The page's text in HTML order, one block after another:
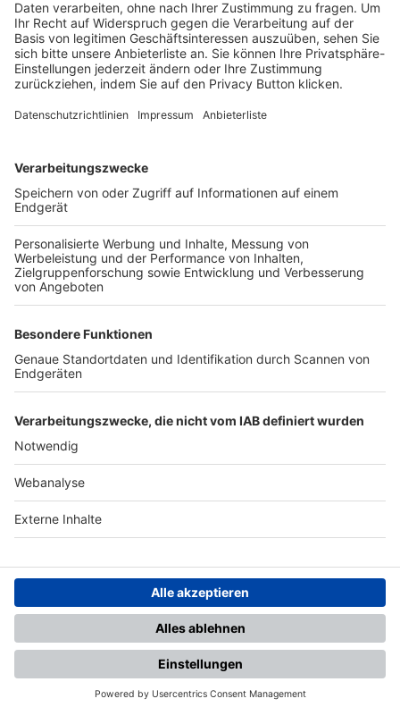
Trainerbörse
Login SpielPlus
FOLGE DEM BFV
TOP-VEREINE
TOP-PARTNER
Nutzungsbedingungen Datenschutz Impressum